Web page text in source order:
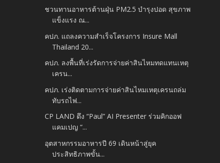
ชวนทานอาหารต้านฝุ่น PM2.5 บำรุงปอด สุขภาพ
แข็งแรง ณ...
คปภ. แถลงความสำเร็จโครงการ Insure Mall
Thailand 20...
คปภ. ลงพื้นที่เร่งรัดการจ่ายค่าสินไหมทดแทนเหตุ
เครน...
คปภ. เร่งติดตามการจ่ายค่าสินไหมเหตุเครนถล่ม
ทับรถไฟ...
CP LAND ดึง “Paul” AI Presenter ร่วมคิกออฟ
แคมเปญ “...
อุตสาหกรรมอาหารปี 69 เดินหน้าสู่ยุค
ประสิทธิภาพขั้น...